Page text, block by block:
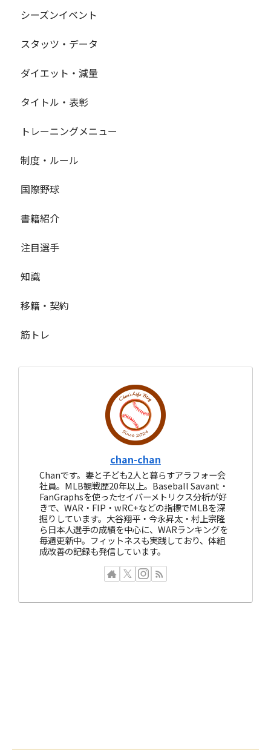
シーズンイベント
スタッツ・データ
ダイエット・減量
タイトル・表彰
トレーニングメニュー
制度・ルール
国際野球
書籍紹介
注目選手
知識
移籍・契約
筋トレ
chan-chan
Chanです。妻と子ども2人と暮らすアラフォー会
社員。MLB観戦歴20年以上。Baseball Savant・
FanGraphsを使ったセイバーメトリクス分析が好
きで、WAR・FIP・wRC+などの指標でMLBを深
掘りしています。大谷翔平・今永昇太・村上宗隆
ら日本人選手の成績を中心に、WARランキングを
毎週更新中。フィットネスも実践しており、体組
成改善の記録も発信しています。